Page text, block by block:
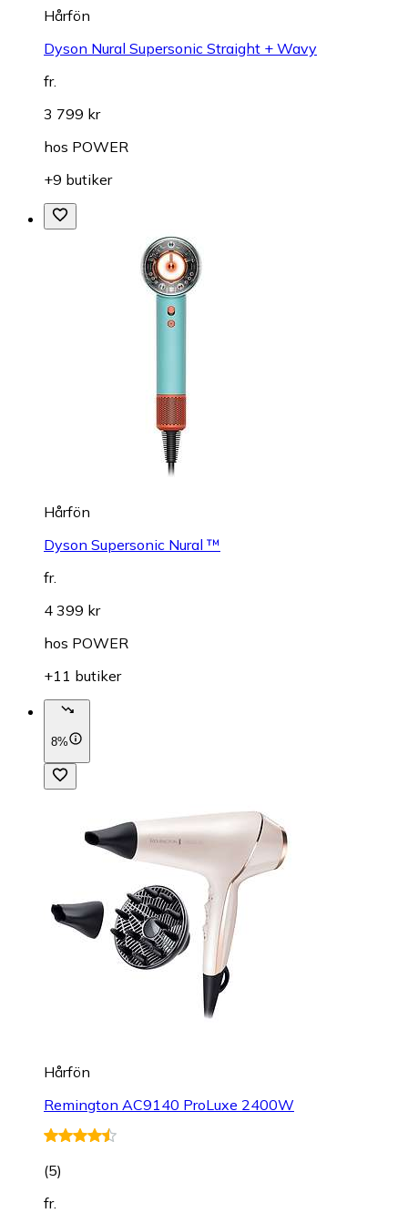
Hårfön
Dyson Nural Supersonic Straight + Wavy
fr.
3 799 kr
hos POWER
+9 butiker
Hårfön
Dyson Supersonic Nural ™
fr.
4 399 kr
hos POWER
+11 butiker
8%
Hårfön
Remington AC9140 ProLuxe 2400W
(5)
fr.